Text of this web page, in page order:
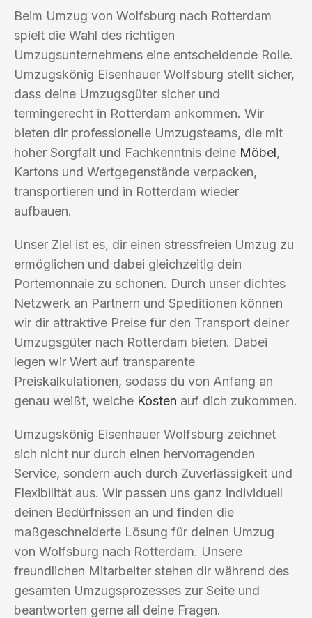
Beim Umzug von Wolfsburg nach Rotterdam
spielt die Wahl des richtigen
Umzugsunternehmens eine entscheidende Rolle.
Umzugskönig Eisenhauer Wolfsburg stellt sicher,
dass deine Umzugsgüter sicher und
termingerecht in Rotterdam ankommen. Wir
bieten dir professionelle Umzugsteams, die mit
hoher Sorgfalt und Fachkenntnis deine Möbel,
Kartons und Wertgegenstände verpacken,
transportieren und in Rotterdam wieder
aufbauen.
Unser Ziel ist es, dir einen stressfreien Umzug zu
ermöglichen und dabei gleichzeitig dein
Portemonnaie zu schonen. Durch unser dichtes
Netzwerk an Partnern und Speditionen können
wir dir attraktive Preise für den Transport deiner
Umzugsgüter nach Rotterdam bieten. Dabei
legen wir Wert auf transparente
Preiskalkulationen, sodass du von Anfang an
genau weißt, welche Kosten auf dich zukommen.
Umzugskönig Eisenhauer Wolfsburg zeichnet
sich nicht nur durch einen hervorragenden
Service, sondern auch durch Zuverlässigkeit und
Flexibilität aus. Wir passen uns ganz individuell
deinen Bedürfnissen an und finden die
maßgeschneiderte Lösung für deinen Umzug
von Wolfsburg nach Rotterdam. Unsere
freundlichen Mitarbeiter stehen dir während des
gesamten Umzugsprozesses zur Seite und
beantworten gerne all deine Fragen.